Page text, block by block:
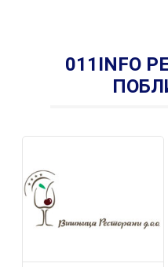
011INFO